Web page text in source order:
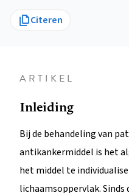
Citeren
ARTIKEL
Inleiding
Bij de behandeling van
antikankermiddel is het
het middel te
lichaamsoppervlak. Sinds